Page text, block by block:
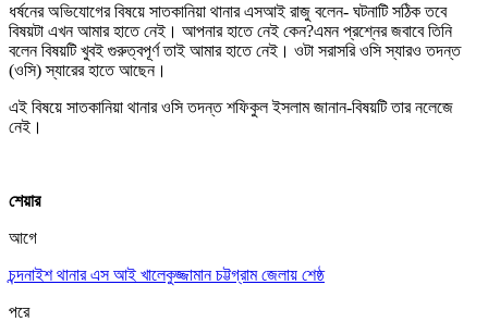
ধর্ষনের অভিযোগের বিষয়ে সাতকানিয়া থানার এসআই রাজু বলেন- ঘটনাটি সঠিক তবে
বিষয়টা এখন আমার হাতে নেই। আপনার হাতে নেই কেন?এমন প্রশ্নের জবাবে তিনি
বলেন বিষয়টি খুবই গুরুত্বপূর্ণ তাই আমার হাতে নেই। ওটা সরাসরি ওসি স্যারও তদন্ত
(ওসি) স্যারের হাতে আছেন।
এই বিষয়ে সাতকানিয়া থানার ওসি তদন্ত শফিকুল ইসলাম জানান-বিষয়টি তার নলেজে
নেই।
শেয়ার
আগে
চন্দনাইশ থানার এস আই খালেকুজ্জামান চট্টগ্রাম জেলায় শেষ্ঠ
পরে